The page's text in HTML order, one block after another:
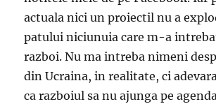
actuala nici un proiectil nu a
patului niciunuia care m-a
razboi. Nu ma intreba nimeni
din Ucraina, in realitate, ci
ca razboiul sa nu ajunga pe